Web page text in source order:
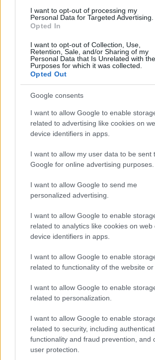
I want to opt-out of processing my
Personal Data for Targeted Advertising.
Opted In
I want to opt-out of Collection, Use,
Retention, Sale, and/or Sharing of my
Personal Data that Is Unrelated with the
Purposes for which it was collected.
Opted Out
Google consents
I want to allow Google to enable
related to advertising like cookies on
device identifiers in apps.
I want to allow my user data to be sent
Google for online advertising purposes.
I want to allow Google to send me
personalized advertising.
I want to allow Google to enable
related to analytics like cookies on web
device identifiers in apps.
I want to allow Google to enable
related to functionality of the website or
I want to allow Google to enable
related to personalization.
I want to allow Google to enable
related to security, including
functionality and fraud prevention, and
user protection.
ministro dell’Interno, fu tra i
trattato di unificazione della Ddr
riunificazione
soprattutto è stato il falco del
ministro delle Finanze che è
Berlino al “netto zero”.
In sedia a rotelle dopo un attentato
nell’ottobre del 1990, ha guidato
parlamentare della Cdu/Csu dal
divenne leader del movimento
democratico da cui si dimise nel
2000, dopo aver ammesso di
donazione di 100mila marchi in
fare spazio ad Angela Merkel. Dal
diventa ministro delle Finanze ed
della linea più intransigente ed
Nel 2017 viene eletto alla
Bundestag, la seconda carica
presidente federale.
Lascia una moglie e quattro figli.